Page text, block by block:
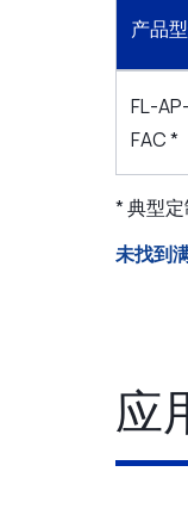
产品
FL-
FAC *
* 典型
未找到
应